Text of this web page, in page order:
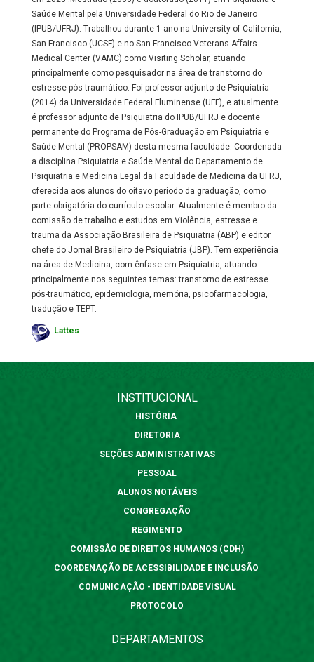
Saúde Mental pela Universidade Federal do Rio de Janeiro
(IPUB/UFRJ). Trabalhou durante 1 ano na University of California,
San Francisco (UCSF) e no San Francisco Veterans Affairs
Medical Center (VAMC) como Visiting Scholar, atuando
principalmente como pesquisador na área de transtorno do
estresse pós-traumático. Foi professor adjunto de Psiquiatria
(2014) da Universidade Federal Fluminense (UFF), e atualmente
é professor adjunto de Psiquiatria do IPUB/UFRJ e docente
permanente do Programa de Pós-Graduação em Psiquiatria e
Saúde Mental (PROPSAM) desta mesma faculdade. Coordenada
a disciplina Psiquiatria e Saúde Mental do Departamento de
Psiquiatria e Medicina Legal da Faculdade de Medicina da UFRJ,
oferecida aos alunos do oitavo período da graduação, como
parte obrigatória do currículo escolar. Atualmente é membro da
comissão de trabalho e estudos em Violência, estresse e
trauma da Associação Brasileira de Psiquiatria (ABP) e editor
chefe do Jornal Brasileiro de Psiquiatria (JBP). Tem experiência
na área de Medicina, com ênfase em Psiquiatria, atuando
principalmente nos seguintes temas: transtorno de estresse
pós-traumático, epidemiologia, memória, psicofarmacologia,
tradução e TEPT.
Lattes
INSTITUCIONAL
HISTÓRIA
DIRETORIA
SEÇÕES ADMINISTRATIVAS
PESSOAL
ALUNOS NOTÁVEIS
CONGREGAÇÃO
REGIMENTO
COMISSÃO DE DIREITOS HUMANOS (CDH)
COORDENAÇÃO DE ACESSIBILIDADE E INCLUSÃO
COMUNICAÇÃO - IDENTIDADE VISUAL
PROTOCOLO
DEPARTAMENTOS